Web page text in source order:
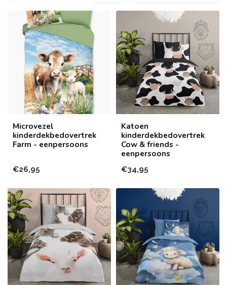
Microvezel
kinderdekbedovertrek
Farm - eenpersoons
€26,95
Katoen
kinderdekbedovertrek
Cow & friends -
eenpersoons
€34,95